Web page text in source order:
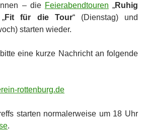
– die Feierabendtouren „Ruhig
„Fit für die Tour“ (Dienstag) und
starten wieder.
eine kurze Nachricht an folgende
rottenburg.de
starten normalerweise um 18 Uhr
.